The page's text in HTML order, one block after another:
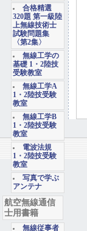
合格精選
320題 第一級陸
上無線技術士
試験問題集
〈第2集〉
無線工学の
基礎 1・2陸技
受験教室
無線工学A
1・2陸技受験
教室
無線工学B
1・2陸技受験
教室
電波法規
1・2陸技受験
教室
写真で学ぶ
アンテナ
航空無線通信
士用書籍
無線従事者